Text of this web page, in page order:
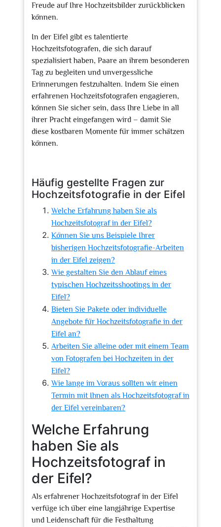
Freude auf Ihre Hochzeitsbilder zurückblicken
können.
In der Eifel gibt es talentierte
Hochzeitsfotografen, die sich darauf
spezialisiert haben, Paare an ihrem besonderen
Tag zu begleiten und unvergessliche
Erinnerungen festzuhalten. Indem Sie einen
erfahrenen Hochzeitsfotografen engagieren,
können Sie sicher sein, dass Ihre Liebe in all
ihrer Pracht eingefangen wird – damit Sie
diese kostbaren Momente für immer schätzen
können.
Häufig gestellte Fragen zur
Hochzeitsfotografie in der Eifel
Welche Erfahrung haben Sie als
Hochzeitsfotograf in der Eifel?
Können Sie uns Beispiele Ihrer
bisherigen Hochzeitsfotografie-Arbeiten
in der Eifel zeigen?
Wie gestalten Sie den Ablauf eines
typischen Hochzeitsshootings in der
Eifel?
Bieten Sie Pakete oder individuelle
Angebote für Hochzeitsfotografie in der
Eifel an?
Arbeiten Sie alleine oder mit einem Team
von Fotografen bei Hochzeiten in der
Eifel?
Wie lange im Voraus sollten wir einen
Termin mit Ihnen als Hochzeitsfotograf in
der Eifel vereinbaren?
Welche Erfahrung
haben Sie als
Hochzeitsfotograf in
der Eifel?
Als erfahrener Hochzeitsfotograf in der Eifel
verfüge ich über eine langjährige Expertise
und Leidenschaft für die Festhaltung